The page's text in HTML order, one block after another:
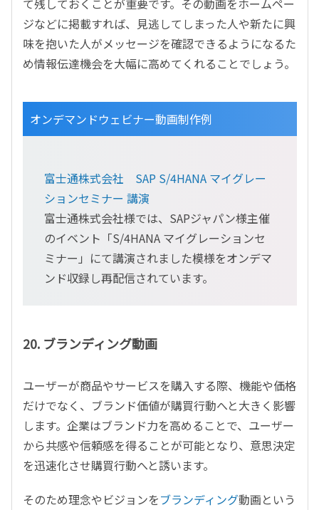
て残しておくことが重要です。その動画をホームペー
ジなどに掲載すれば、見逃してしまった人や新たに興
味を抱いた人がメッセージを確認できるようになるた
め情報伝達機会を大幅に高めてくれることでしょう。
オンデマンドウェビナー動画制作例
富士通株式会社 SAP S/4HANA マイグレー
ションセミナー 講演
富士通株式会社様では、SAPジャパン様主催
のイベント「S/4HANA マイグレーションセ
ミナー」にて講演されました模様をオンデマ
ンド収録し再配信されています。
20. ブランディング動画
ユーザーが商品やサービスを購入する際、機能や価格
だけでなく、ブランド価値が購買行動へと大きく影響
します。企業はブランド力を高めることで、ユーザー
から共感や信頼感を得ることが可能となり、意思決定
を迅速化させ購買行動へと誘います。
そのため理念やビジョンをブランディング動画という